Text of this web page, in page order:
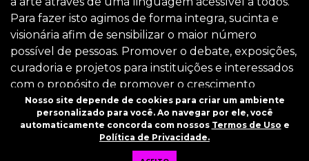
Para fazer isto agimos de forma integra, sucinta e
visionária afim de sensibilizar o maior número
possível de pessoas. Promover o debate, exposições,
curadoria e projetos para instituições e interessados
com o propósito de promover o crescimento
intelectual da sociedade através da arte.”
SIGA-NOS
Nosso site depende de cookies para criar um ambiente
personalizado para você. Ao navegar por ele, você
automaticamente concorda com nossos Termos de Uso e
Política de Privacidade.